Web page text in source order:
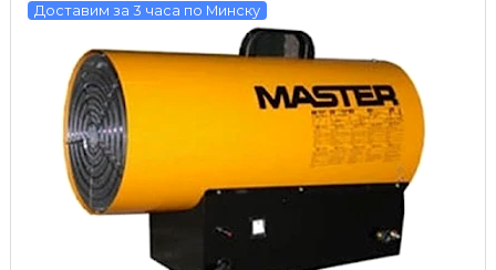
Доставим за 3 часа по Минску